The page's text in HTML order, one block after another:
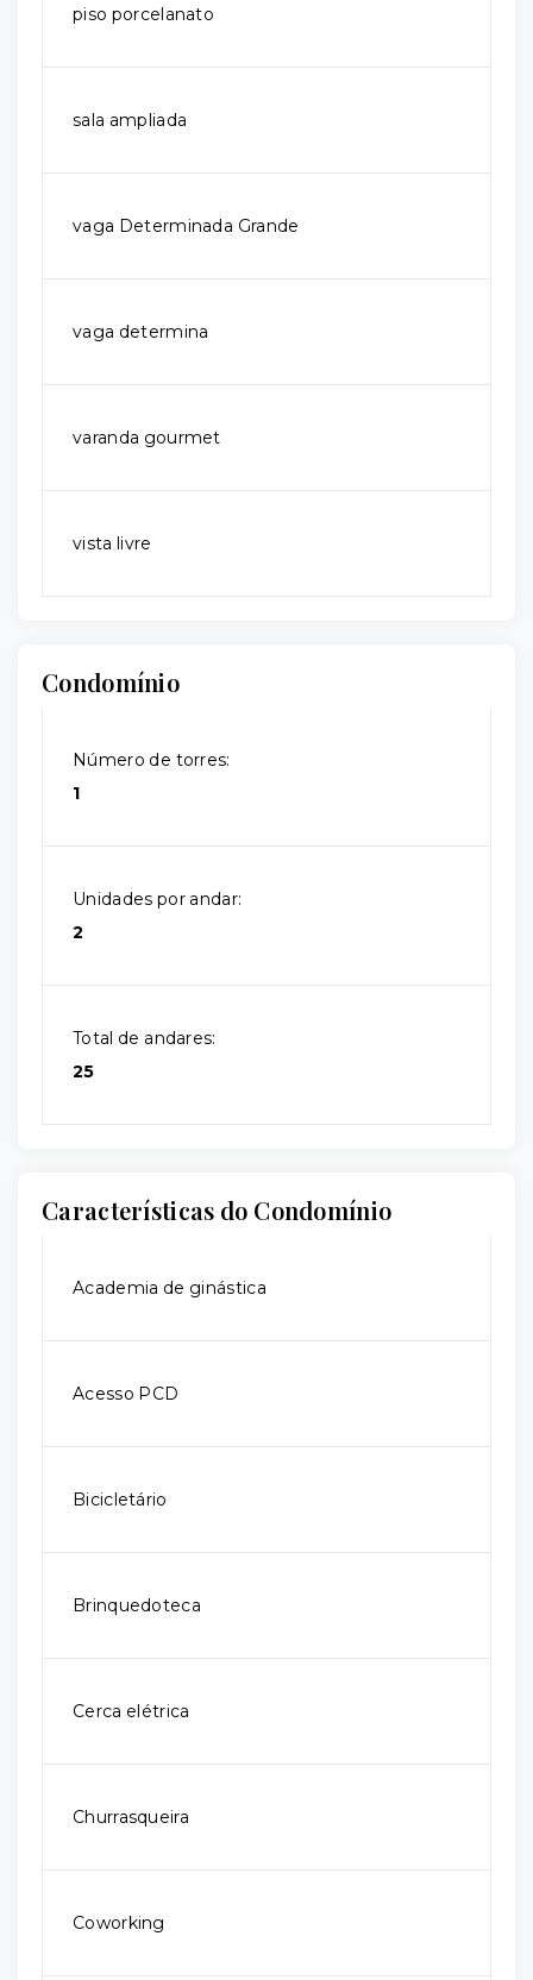
piso porcelanato
sala ampliada
vaga Determinada Grande
vaga determina
varanda gourmet
vista livre
Condomínio
Número de torres:
1
Unidades por andar:
2
Total de andares:
25
Características do Condomínio
Academia de ginástica
Acesso PCD
Bicicletário
Brinquedoteca
Cerca elétrica
Churrasqueira
Coworking